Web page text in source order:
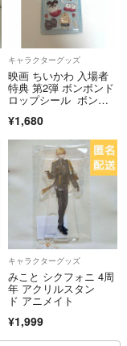
キャラクターグッズ
映画 ちいかわ 入場者
特典 第2弾 ボンボンド
ロップシール ボンド
¥1,680
キャラクターグッズ
みこと シクフォニ 4周
年 アクリルスタン
ド アニメイト
¥1,999